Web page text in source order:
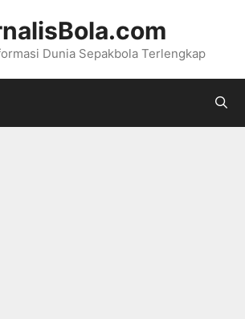
Dunia Sepakbola Terlengkap